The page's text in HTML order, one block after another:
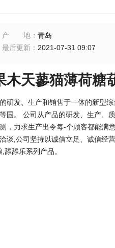
产地： 青岛
最后更新： 2021-07-31 09:07
木天蓼猫薄荷糖
研发、生产和销售于一体的新型
国。 公司从产品的研发、生产、
，力求生产出令每-个顾客都能满
谈,公司坚持以诚信立足、诚信经
舔乐系列产品。